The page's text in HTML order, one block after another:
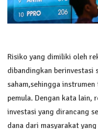
Risiko yang dimiliki oleh
dibandingkan berinvestasi
saham,sehingga
pemula. Dengan kata lain,
investasi yang dirancang
dana dari masyarakat